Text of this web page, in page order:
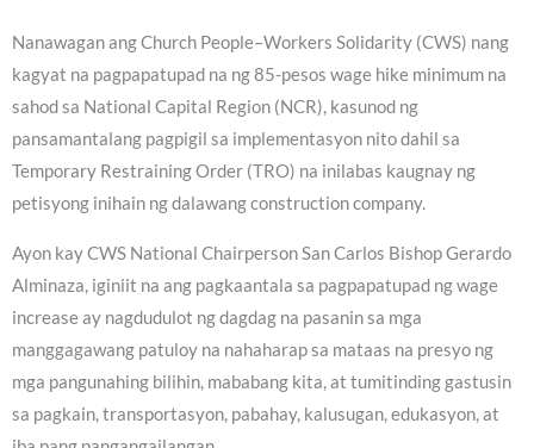
Nanawagan ang Church People–Workers Solidarity (CWS) nang
kagyat na pagpapatupad na ng 85-pesos wage hike minimum na
sahod sa National Capital Region (NCR), kasunod ng
pansamantalang pagpigil sa implementasyon nito dahil sa
Temporary Restraining Order (TRO) na inilabas kaugnay ng
petisyong inihain ng dalawang construction company.
Ayon kay CWS National Chairperson San Carlos Bishop Gerardo
Alminaza, iginiit na ang pagkaantala sa pagpapatupad ng wage
increase ay nagdudulot ng dagdag na pasanin sa mga
manggagawang patuloy na nahaharap sa mataas na presyo ng
mga pangunahing bilihin, mababang kita, at tumitinding gastusin
sa pagkain, transportasyon, pabahay, kalusugan, edukasyon, at